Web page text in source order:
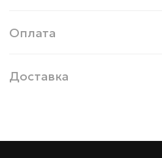
Оплата
Доставка